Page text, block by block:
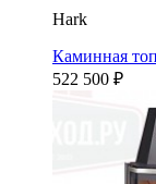
Hark
Каминная
522 500 ₽